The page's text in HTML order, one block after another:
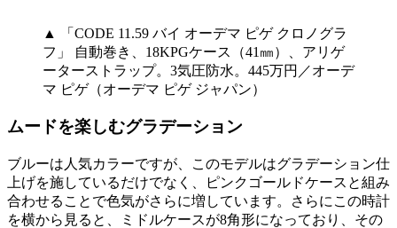
▲ 「CODE 11.59 バイ オーデマ ピゲ クロノグラ
フ」 自動巻き、18KPGケース（41㎜）、アリゲ
ーターストラップ。3気圧防水。445万円／オーデ
マ ピゲ（オーデマ ピゲ ジャパン）
ムードを楽しむグラデーション
ブルーは人気カラーですが、このモデルはグラデーション仕
上げを施しているだけでなく、ピンクゴールドケースと組み
合わせることで色気がさらに増しています。さらにこの時計
を横から見ると、ミドルケースが8角形になっており、その